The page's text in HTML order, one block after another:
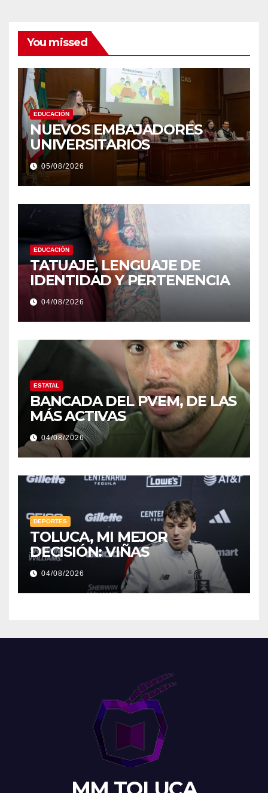
You missed
EDUCACIÓN
NUEVOS EMBAJADORES
UNIVERSITARIOS
05/08/2026
EDUCACIÓN
TATUAJE, LENGUAJE DE
IDENTIDAD Y PERTENENCIA
04/08/2026
ESTATAL
BANCADA DEL PVEM, DE LAS
MÁS ACTIVAS
04/08/2026
DEPORTES
TOLUCA, MI MEJOR
DECISIÓN: VIÑAS
04/08/2026